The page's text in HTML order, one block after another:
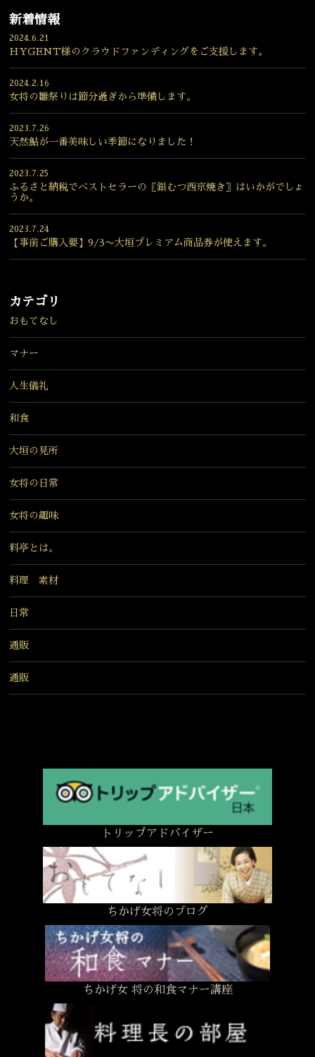
新着情報
2024.6.21
HYGENT様のクラウドファンディングをご支援します。
2024.2.16
女将の雛祭りは節分過ぎから準備します。
2023.7.26
天然鮎が一番美味しい季節になりました！
2023.7.25
ふるさと納税でベストセラーの〖銀むつ西京焼き〗はいかがでしょ
うか。
2023.7.24
【事前ご購入要】9/3〜大垣プレミアム商品券が使えます。
カテゴリ
おもてなし
マナー
人生儀礼
和食
大垣の見所
女将の日常
女将の趣味
料亭とは。
料理 素材
日常
通販
通販
トリップアドバイザー
ちかげ女将のブログ
ちかげ女 将の和食マナー講座